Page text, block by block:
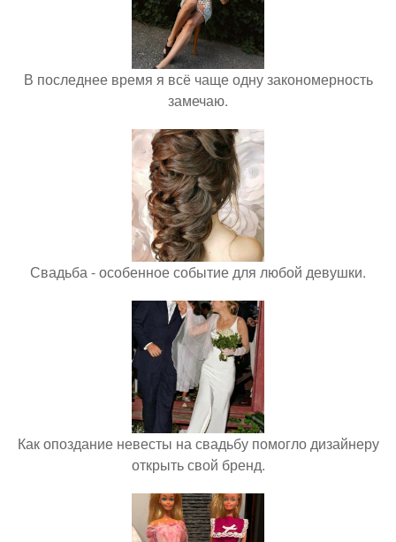
В последнее время я всё чаще одну закономерность
замечаю.
Свадьба - особенное событие для любой девушки.
Как опоздание невесты на свадьбу помогло дизайнеру
открыть свой бренд.